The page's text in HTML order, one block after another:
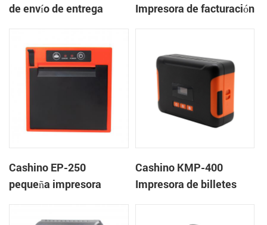
de envío de entrega
Impresora de facturación
mejor precio para pesar
básculas minoristas
Cashino EP-250
pequeña impresora
mm y 2 pulgadas con
Cashino KMP-400
Impresora de billetes